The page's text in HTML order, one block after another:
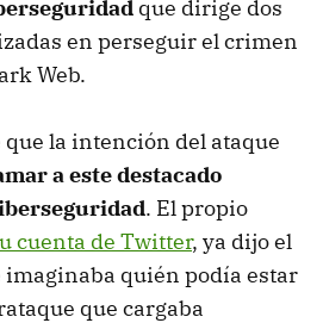
que dirige dos
en perseguir el crimen
Web.
que la intención del ataque
a este destacado
. El propio
cuenta de Twitter, ya dijo el
imaginaba quién podía estar
que cargaba